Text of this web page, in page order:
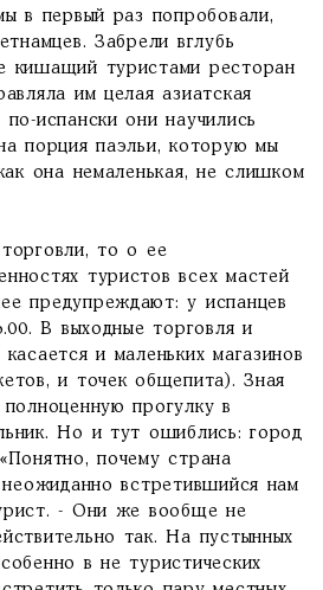
в первый раз попробовали,
Забрели вглубь
кишащий туристами ресторан
им целая азиатская
испански они научились
порция паэльи, которую мы
она немаленькая, не слишком
то о ее
туристов всех мастей
предупреждают: у испанцев
В выходные торговля и
и маленьких магазинов
и точек общепита). Зная
прогулку в
Но и тут ошиблись: город
почему страна
неожиданно встретившийся нам
- Они же вообще не
так. На пустынных
в не туристических